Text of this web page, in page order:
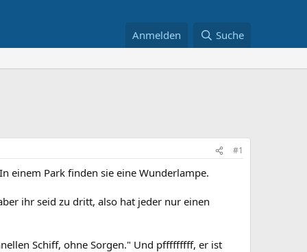
Anmelden Suche
#1
einem Park finden sie eine Wunderlampe.
ihr seid zu dritt, also hat jeder nur einen
Schiff, ohne Sorgen." Und pfffffffff, er ist